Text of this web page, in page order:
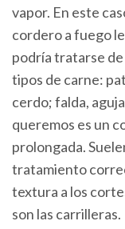
vapor. En este
cordero a fuego
podría tratarse
tipos de carne:
cerdo; falda,
queremos es un
prolongada.
tratamiento
textura a los
son las carrilleras.